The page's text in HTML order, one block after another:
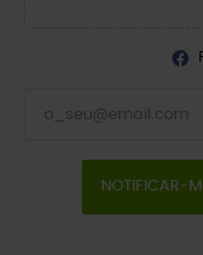
NOTIFICAR-